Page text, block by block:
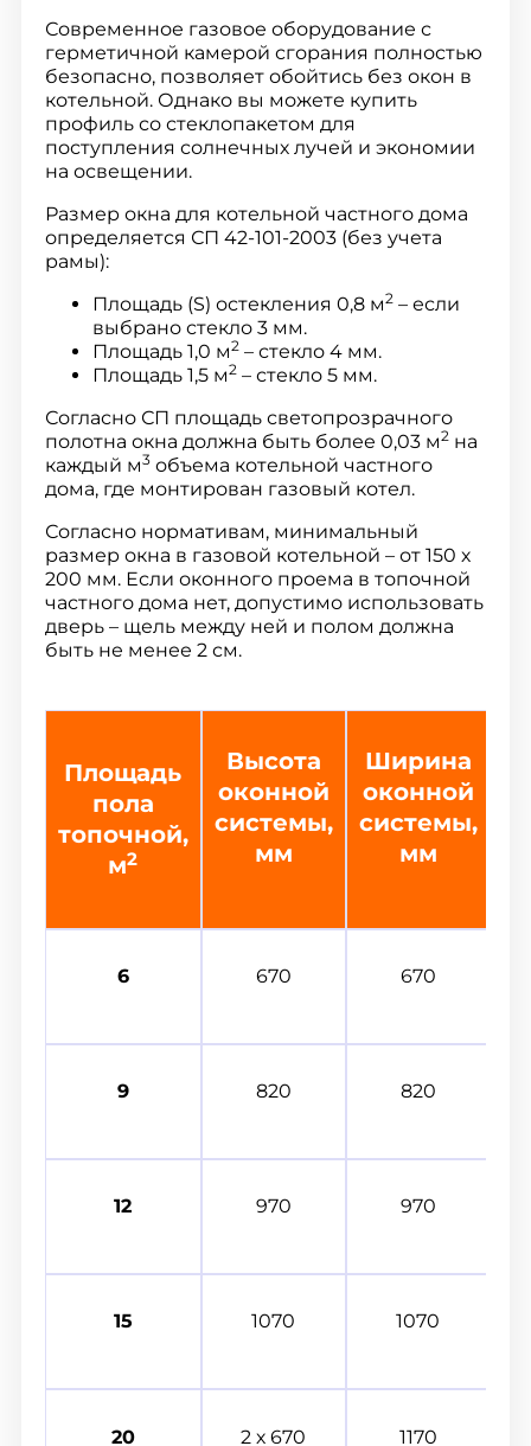
Современное газовое оборудование с
герметичной камерой сгорания полностью
безопасно, позволяет обойтись без окон в
котельной. Однако вы можете купить
профиль со стеклопакетом для
поступления солнечных лучей и экономии
на освещении.
Размер окна для котельной частного дома
определяется СП 42-101-2003 (без учета
рамы):
Площадь (S) остекления 0,8 м2– если
выбрано стекло 3 мм.
Площадь 1,0 м2– стекло 4 мм.
Площадь 1,5 м2– стекло 5 мм.
Согласно СП площадь светопрозрачного
полотна окна должна быть более 0,03 м2на
каждый м3объема котельной частного
дома, где монтирован газовый котел.
Согласно нормативам, минимальный
размер окна в газовой котельной – от 150 х
200 мм. Если оконного проема в топочной
частного дома нет, допустимо использовать
дверь – щель между ней и полом должна
быть не менее 2 см.
Площадь
пола
топочной,
м2
Высота
оконной
системы,
мм
Ширина
оконной
системы,
мм
6 670 670
9 820 820
12 970 970
15 1070 1070
20 2 х 670 1170